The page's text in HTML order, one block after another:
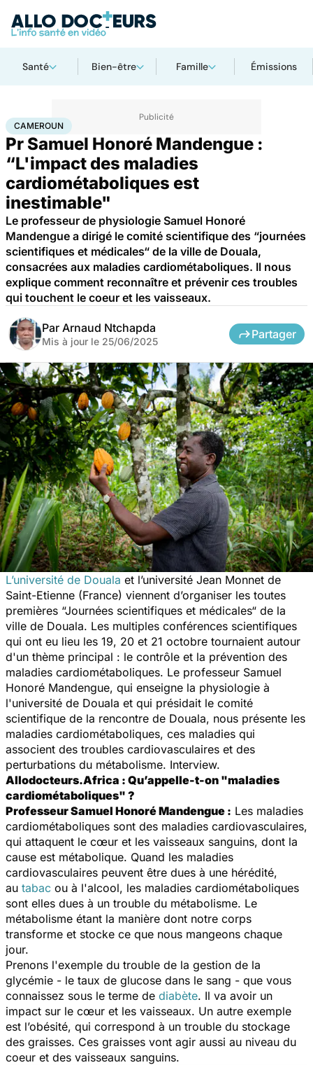
Santé Bien-être Famille Émissions
AccueilSanté Maladies Maladies cardiaques
CAMEROUN
Pr Samuel Honoré Mandengue :
“L'impact des maladies
cardiométaboliques est
inestimable"
Le professeur de physiologie Samuel Honoré
Mandengue a dirigé le comité scientifique des “journées
scientifiques et médicales“ de la ville de Douala,
consacrées aux maladies cardiométaboliques. Il nous
explique comment reconnaître et prévenir ces troubles
qui touchent le coeur et les vaisseaux.
Par Arnaud Ntchapda
Mis à jour le 25/06/2025
Partager
L’université de Douala et l’université Jean Monnet de
Saint-Etienne (France) viennent d’organiser les toutes
premières “Journées scientifiques et médicales“ de la
ville de Douala. Les multiples conférences scientifiques
qui ont eu lieu les 19, 20 et 21 octobre tournaient autour
d'un thème principal : le contrôle et la prévention des
maladies cardiométaboliques. Le professeur Samuel
Honoré Mandengue, qui enseigne la physiologie à
l'université de Douala et qui présidait le comité
scientifique de la rencontre de Douala, nous présente les
maladies cardiométaboliques, ces maladies qui
associent des troubles cardiovasculaires et des
perturbations du métabolisme. Interview.
Allodocteurs.Africa : Qu’appelle-t-on "maladies
cardiométaboliques" ?
Professeur Samuel Honoré Mandengue : Les maladies
cardiométaboliques sont des maladies cardiovasculaires,
qui attaquent le cœur et les vaisseaux sanguins, dont la
cause est métabolique. Quand les maladies
cardiovasculaires peuvent être dues à une hérédité,
au tabac ou à l'alcool, les maladies cardiométaboliques
sont elles dues à un trouble du métabolisme. Le
métabolisme étant la manière dont notre corps
transforme et stocke ce que nous mangeons chaque
jour.
Prenons l'exemple du trouble de la gestion de la
glycémie - le taux de glucose dans le sang - que vous
connaissez sous le terme de diabète. Il va avoir un
impact sur le cœur et les vaisseaux. Un autre exemple
est l’obésité, qui correspond à un trouble du stockage
des graisses. Ces graisses vont agir aussi au niveau du
coeur et des vaisseaux sanguins.